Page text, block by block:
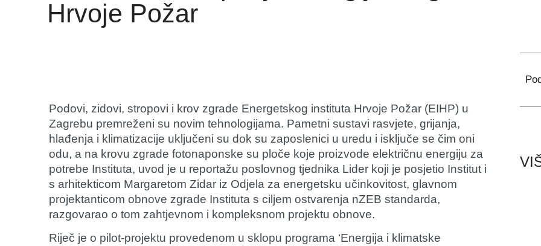
Hrvoje Požar
Podovi, zidovi, stropovi i krov zgrade Energetskog instituta Hrvoje Požar (EIHP) u
Zagrebu premreženi su novim tehnologijama. Pametni sustavi rasvjete, grijanja,
hlađenja i klimatizacije uključeni su dok su zaposlenici u uredu i isključe se čim oni
odu, a na krovu zgrade fotonaponske su ploče koje proizvode električnu energiju za
potrebe Instituta, uvod je u reportažu poslovnog tjednika Lider koji je posjetio Institut i
s arhitekticom Margaretom Zidariz Odjela za energetsku učinkovitost, glavnom
projektanticom obnove zgrade Instituta s ciljem ostvarenja nZEB standarda,
razgovarao o tom zahtjevnom i kompleksnom projektu obnove.
Riječ je o pilot-projektu provedenom u sklopu programa ‘Energija i klimatske